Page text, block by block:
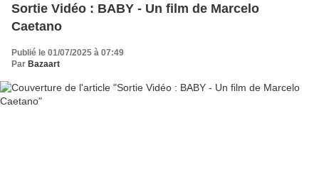
Sortie Vidéo : BABY - Un film de Marcelo
Caetano
Publié le 01/07/2025 à 07:49
Par Bazaart